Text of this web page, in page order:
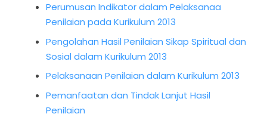
Perumusan Indikator dalam Pelaksanaa
Penilaian pada Kurikulum 2013
Pengolahan Hasil Penilaian Sikap Spiritual dan
Sosial dalam Kurikulum 2013
Pelaksanaan Penilaian dalam Kurikulum 2013
Pemanfaatan dan Tindak Lanjut Hasil
Penilaian